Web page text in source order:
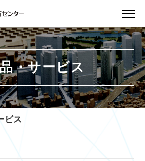
・サービス
ビス